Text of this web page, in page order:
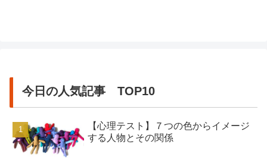
今日の人気記事 TOP10
【心理テスト】７つの色からイメージ
する人物とその関係